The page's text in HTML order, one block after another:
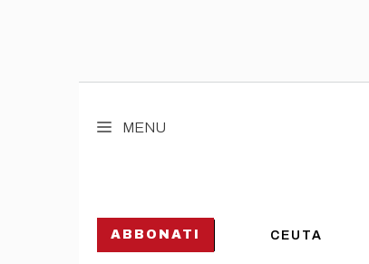
MENU
ABBONATI CEUTA